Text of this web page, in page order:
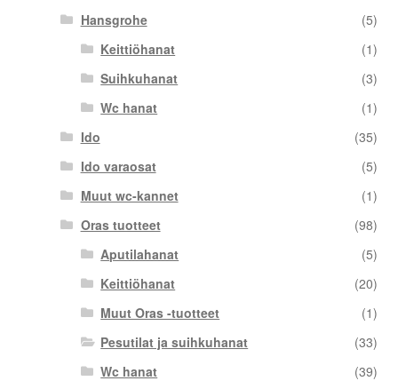
Hansgrohe
(5)
Keittiöhanat
(1)
Suihkuhanat
(3)
Wc hanat
(1)
Ido
(35)
Ido varaosat
(5)
Muut wc-kannet
(1)
Oras tuotteet
(98)
Aputilahanat
(5)
Keittiöhanat
(20)
Muut Oras -tuotteet
(1)
Pesutilat ja suihkuhanat
(33)
Wc hanat
(39)